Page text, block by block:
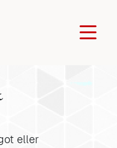
eller